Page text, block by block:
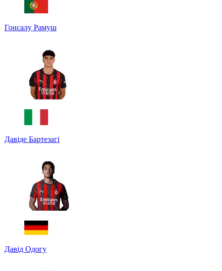
Гонсалу Рамуш
Давіде Бартезагі
Давід Одогу